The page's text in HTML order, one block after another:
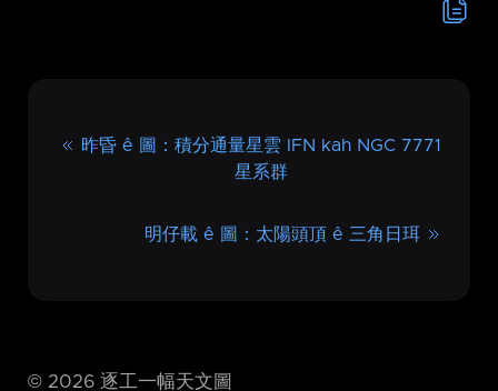
昨昏 ê 圖：積分通量星雲 IFN kah NGC 7771
星系群
明仔載 ê 圖：太陽頭頂 ê 三角日珥
© 2026 逐工一幅天文圖